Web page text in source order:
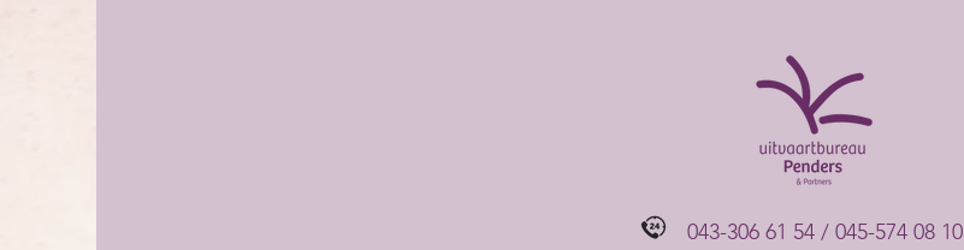
043-306 61 54 / 045-574 08 10